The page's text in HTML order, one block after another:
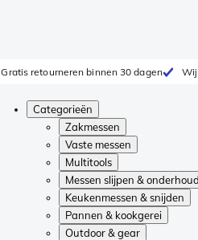
Gratis retourneren binnen 30 dagen Wij
Categorieën
Zakmessen
Vaste messen
Multitools
Messen slijpen & onderhoud
Keukenmessen & snijden
Pannen & kookgerei
Outdoor & gear